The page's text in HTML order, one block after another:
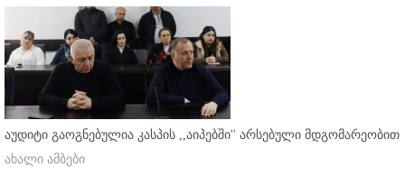
აუდიტი გაოგნებულია კასპის ,,აიპებში'' არსებული მდგომარეობით
ახალი ამბები